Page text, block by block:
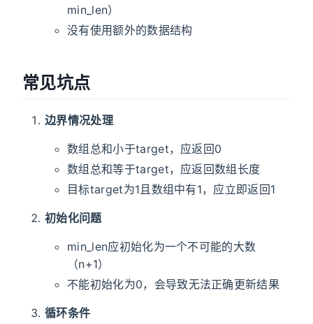
min_len）
没有使用额外的数据结构
常见坑点
边界情况处理
数组总和小于target，应返回0
数组总和等于target，应返回数组长度
目标target为1且数组中有1，应立即返回1
初始化问题
min_len应初始化为一个不可能的大数
（n+1）
不能初始化为0，会导致无法正确更新结果
循环条件